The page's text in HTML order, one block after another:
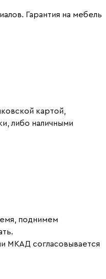
Гарантия на мебель
картой,
либо наличными
поднимем
МКАД согласовывается